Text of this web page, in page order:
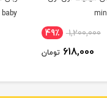
1,200,000 49٪
618,000 تومان